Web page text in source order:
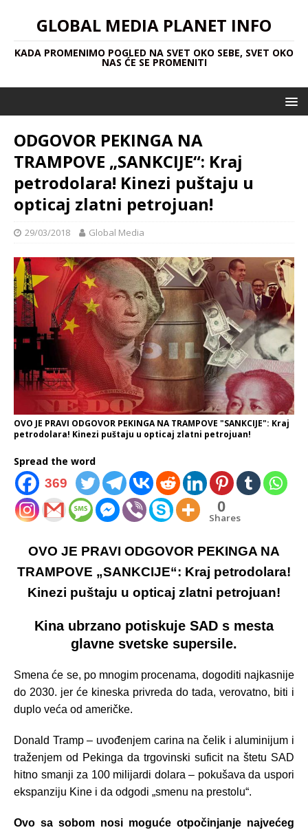
GLOBAL MEDIA PLANET INFO
KADA PROMENIMO POGLED NA SVET OKO SEBE, SVET OKO
NAS ĆE SE PROMENITI
ODGOVOR PEKINGA NA
TRAMPOVE „SANKCIJE“: Kraj
petrodolara! Kinezi puštaju u
opticaj zlatni petrojuan!
29/03/2018 Global Media
OVO JE PRAVI ODGOVOR PEKINGA NA TRAMPOVE "SANKCIJE": Kraj
petrodolara! Kinezi puštaju u opticaj zlatni petrojuan!
Spread the word
369
0
Shares
OVO JE PRAVI ODGOVOR PEKINGA NA
TRAMPOVE „SANKCIJE“: Kraj petrodolara!
Kinezi puštaju u opticaj zlatni petrojuan!
Kina ubrzano potiskuje SAD s mesta
glavne svetske supersile.
Smena će se, po mnogim procenama, dogoditi najkasnije
do 2030. jer će kineska privreda do tada, verovatno, biti i
duplo veća od američke.
Donald Tramp – uvođenjem carina na čelik i aluminijum i
traženjem od Pekinga da trgovinski suficit na štetu SAD
hitno smanji za 100 milijardi dolara – pokušava da uspori
ekspanziju Kine i da odgodi „smenu na prestolu“.
Ovo sa sobom nosi moguće otpočinjanje najvećeg